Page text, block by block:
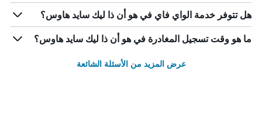
هل تتوفر خدمة الواي فاي في هو أن ذا ليك سايد هاوس؟
ما هو وقت تسجيل المغادرة في هو أن ذا ليك سايد هاوس؟
عرض المزيد من الأسئلة الشائعة